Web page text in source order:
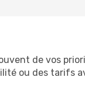
de vos
ou des tarifs